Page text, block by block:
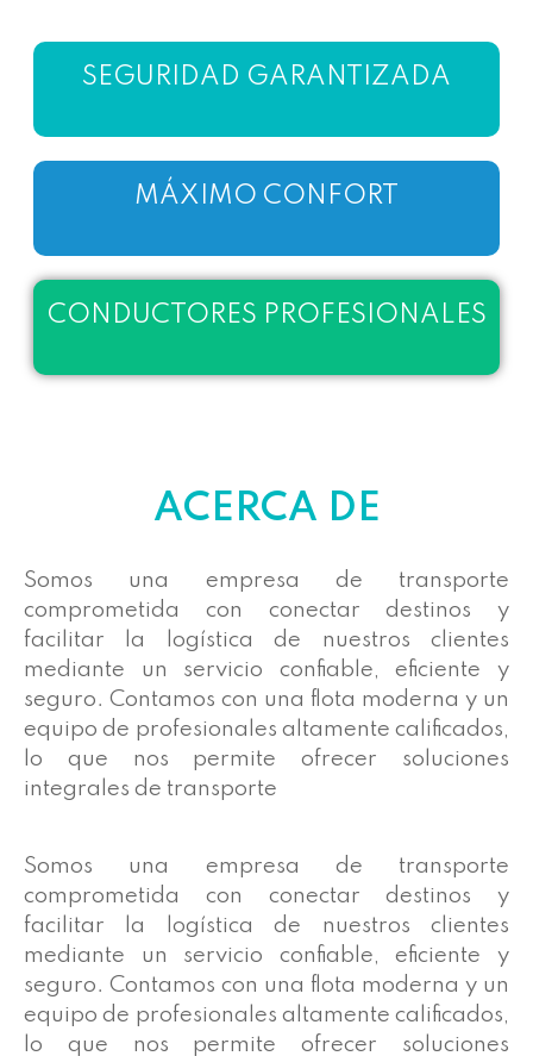
SEGURIDAD GARANTIZADA
MÁXIMO CONFORT
CONDUCTORES PROFESIONALES
ACERCA DE
Somos una empresa de transporte
comprometida con conectar destinos y
facilitar la logística de nuestros clientes
mediante un servicio confiable, eficiente y
seguro. Contamos con una flota moderna y un
equipo de profesionales altamente calificados,
lo que nos permite ofrecer soluciones
integrales de transporte
Somos una empresa de transporte
comprometida con conectar destinos y
facilitar la logística de nuestros clientes
mediante un servicio confiable, eficiente y
seguro. Contamos con una flota moderna y un
equipo de profesionales altamente calificados,
lo que nos permite ofrecer soluciones